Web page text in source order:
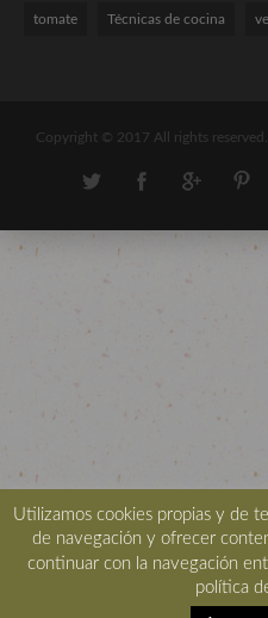
tomate Técnicas de cocina
Copyright © 2017 All rights
Utilizamos cookies propias y de
de navegación y ofrecer
continuar con la navegación
política